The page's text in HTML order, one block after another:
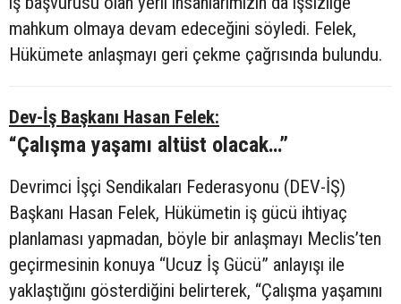
mahkum olmaya devam edeceğini söyledi. Felek,
Hükümete anlaşmayı geri çekme çağrısında bulundu.
Dev-İş Başkanı Hasan Felek:
“Çalışma yaşamı altüst olacak…”
Devrimci İşçi Sendikaları Federasyonu (DEV-İŞ)
Başkanı Hasan Felek, Hükümetin iş gücü ihtiyaç
planlaması yapmadan, böyle bir anlaşmayı Meclis’ten
geçirmesinin konuya “Ucuz İş Gücü” anlayışı ile
yaklaştığını gösterdiğini belirterek, “Çalışma yaşamını